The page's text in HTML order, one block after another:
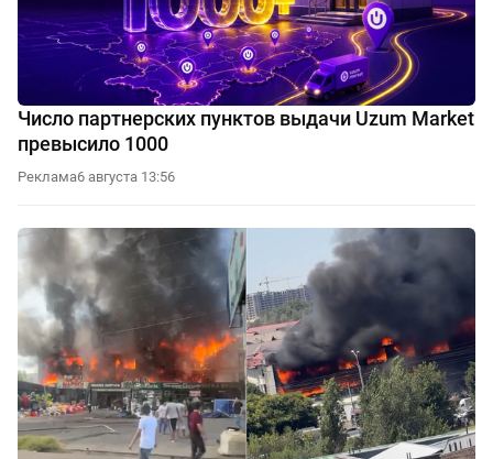
Число партнерских пунктов выдачи Uzum Market
превысило 1000
Реклама6 августа 13:56